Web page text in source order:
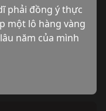
phải đồng ý thực
một lô hàng vàng
năm của mình